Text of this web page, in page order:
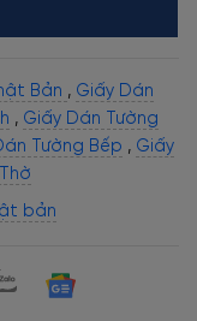
Bản , Giấy Dán
, Giấy Dán Tường
Tường Bếp , Giấy
bản